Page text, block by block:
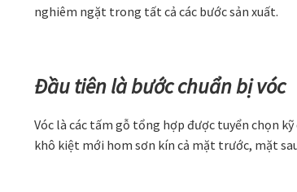
nghiêm ngặt trong tất cả các bước sản xuất.
Đầu tiên là bước chuẩn bị vóc
Vóc là các tấm gỗ tổng hợp được tuyển chọn
khô kiệt mới hom sơn kín cả mặt trước, mặt